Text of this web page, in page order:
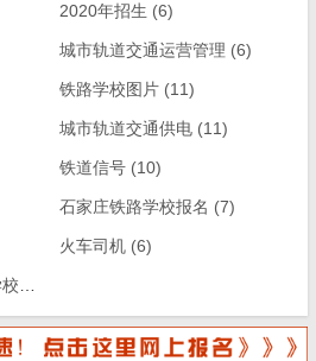
2020年招生 (6)
城市轨道交通运营管理 (6)
铁路学校图片 (11)
城市轨道交通供电 (11)
铁道信号 (10)
石家庄铁路学校报名 (7)
火车司机 (6)